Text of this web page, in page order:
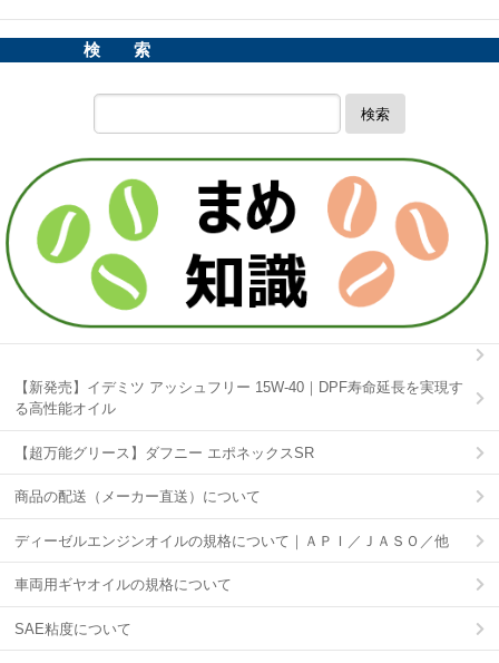
検 索
検索
【新発売】イデミツ アッシュフリー 15W-40｜DPF寿命延長を実現す
る高性能オイル
【超万能グリース】ダフニー エポネックスSR
商品の配送（メーカー直送）について
ディーゼルエンジンオイルの規格について｜ＡＰＩ／ＪＡＳＯ／他
車両用ギヤオイルの規格について
SAE粘度について